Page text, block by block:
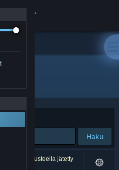
Haku
perusteella jätetty